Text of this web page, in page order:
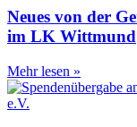
Neues von der
im LK Wittmund
Mehr lesen »